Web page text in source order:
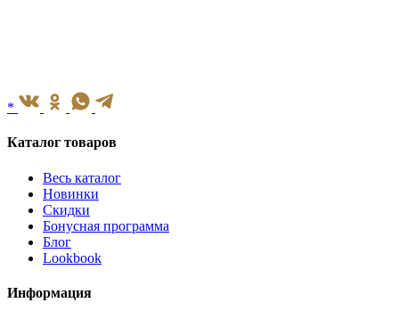
*
Каталог товаров
Весь каталог
Новинки
Скидки
Бонусная программа
Блог
Lookbook
Информация